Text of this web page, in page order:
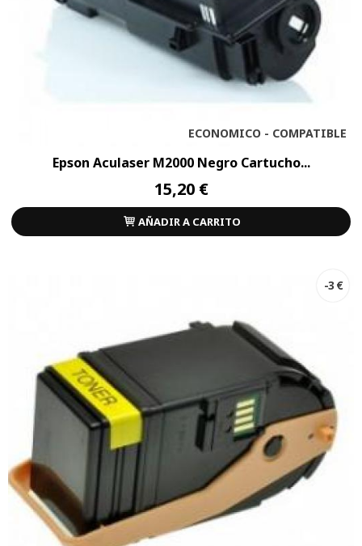
ECONOMICO - COMPATIBLE
Epson Aculaser M2000 Negro Cartucho...
15,20 €
AÑADIR A CARRITO
-3 €